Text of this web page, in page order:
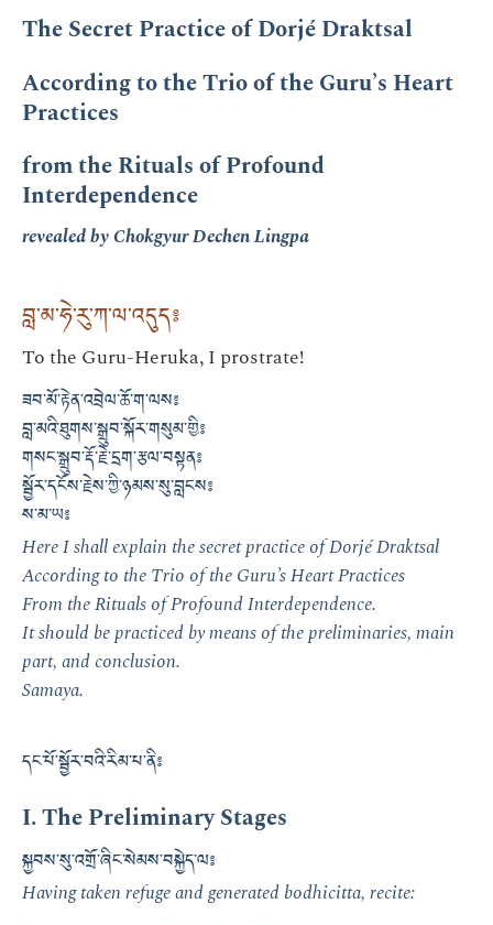
The Secret Practice of Dorjé Draktsal
According to the Trio of the Guru’s Heart
Practices
from the Rituals of Profound
Interdependence
revealed by Chokgyur Dechen Lingpa
བླ་མ་ཧེ་རུ་ཀ་ལ་འདུད༔
To the Guru-Heruka, I prostrate!
ཟབ་མོ་རྟེན་འབྲེལ་ཆོ་ག་ལས༔
བླ་མའི་ཐུགས་སྒྲུབ་སྐོར་གསུམ་གྱི༔
གསང་སྒྲུབ་རྡོ་རྗེ་དྲག་རྩལ་བསྟན༔
སྦྱོར་དངོས་རྗེས་ཀྱི་ཉམས་སུ་བླངས༔
ས་མ་ཡ༔
Here I shall explain the secret practice of Dorjé Draktsal
According to the Trio of the Guru’s Heart Practices
From the Rituals of Profound Interdependence.
It should be practiced by means of the preliminaries, main
part, and conclusion.
Samaya.
དང་པོ་སྦྱོར་བའི་རིམ་པ་ནི༔
I. The Preliminary Stages
སྐྱབས་སུ་འགྲོ་ཞིང་སེམས་བསྐྱེད་ལ༔
Having taken refuge and generated bodhicitta, recite: